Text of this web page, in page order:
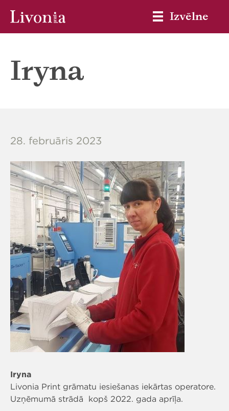
Izvēlne
Iryna
28. februāris 2023
Iryna
Livonia Print grāmatu iesiešanas iekārtas operatore.
Uzņēmumā strādā kopš 2022. gada aprīļa.